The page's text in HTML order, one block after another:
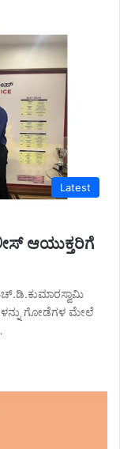
Latest
ಆಯುಕ್ತರಿಗೆ
ಗೋಡೆಗಳ ಮೇಲೆ